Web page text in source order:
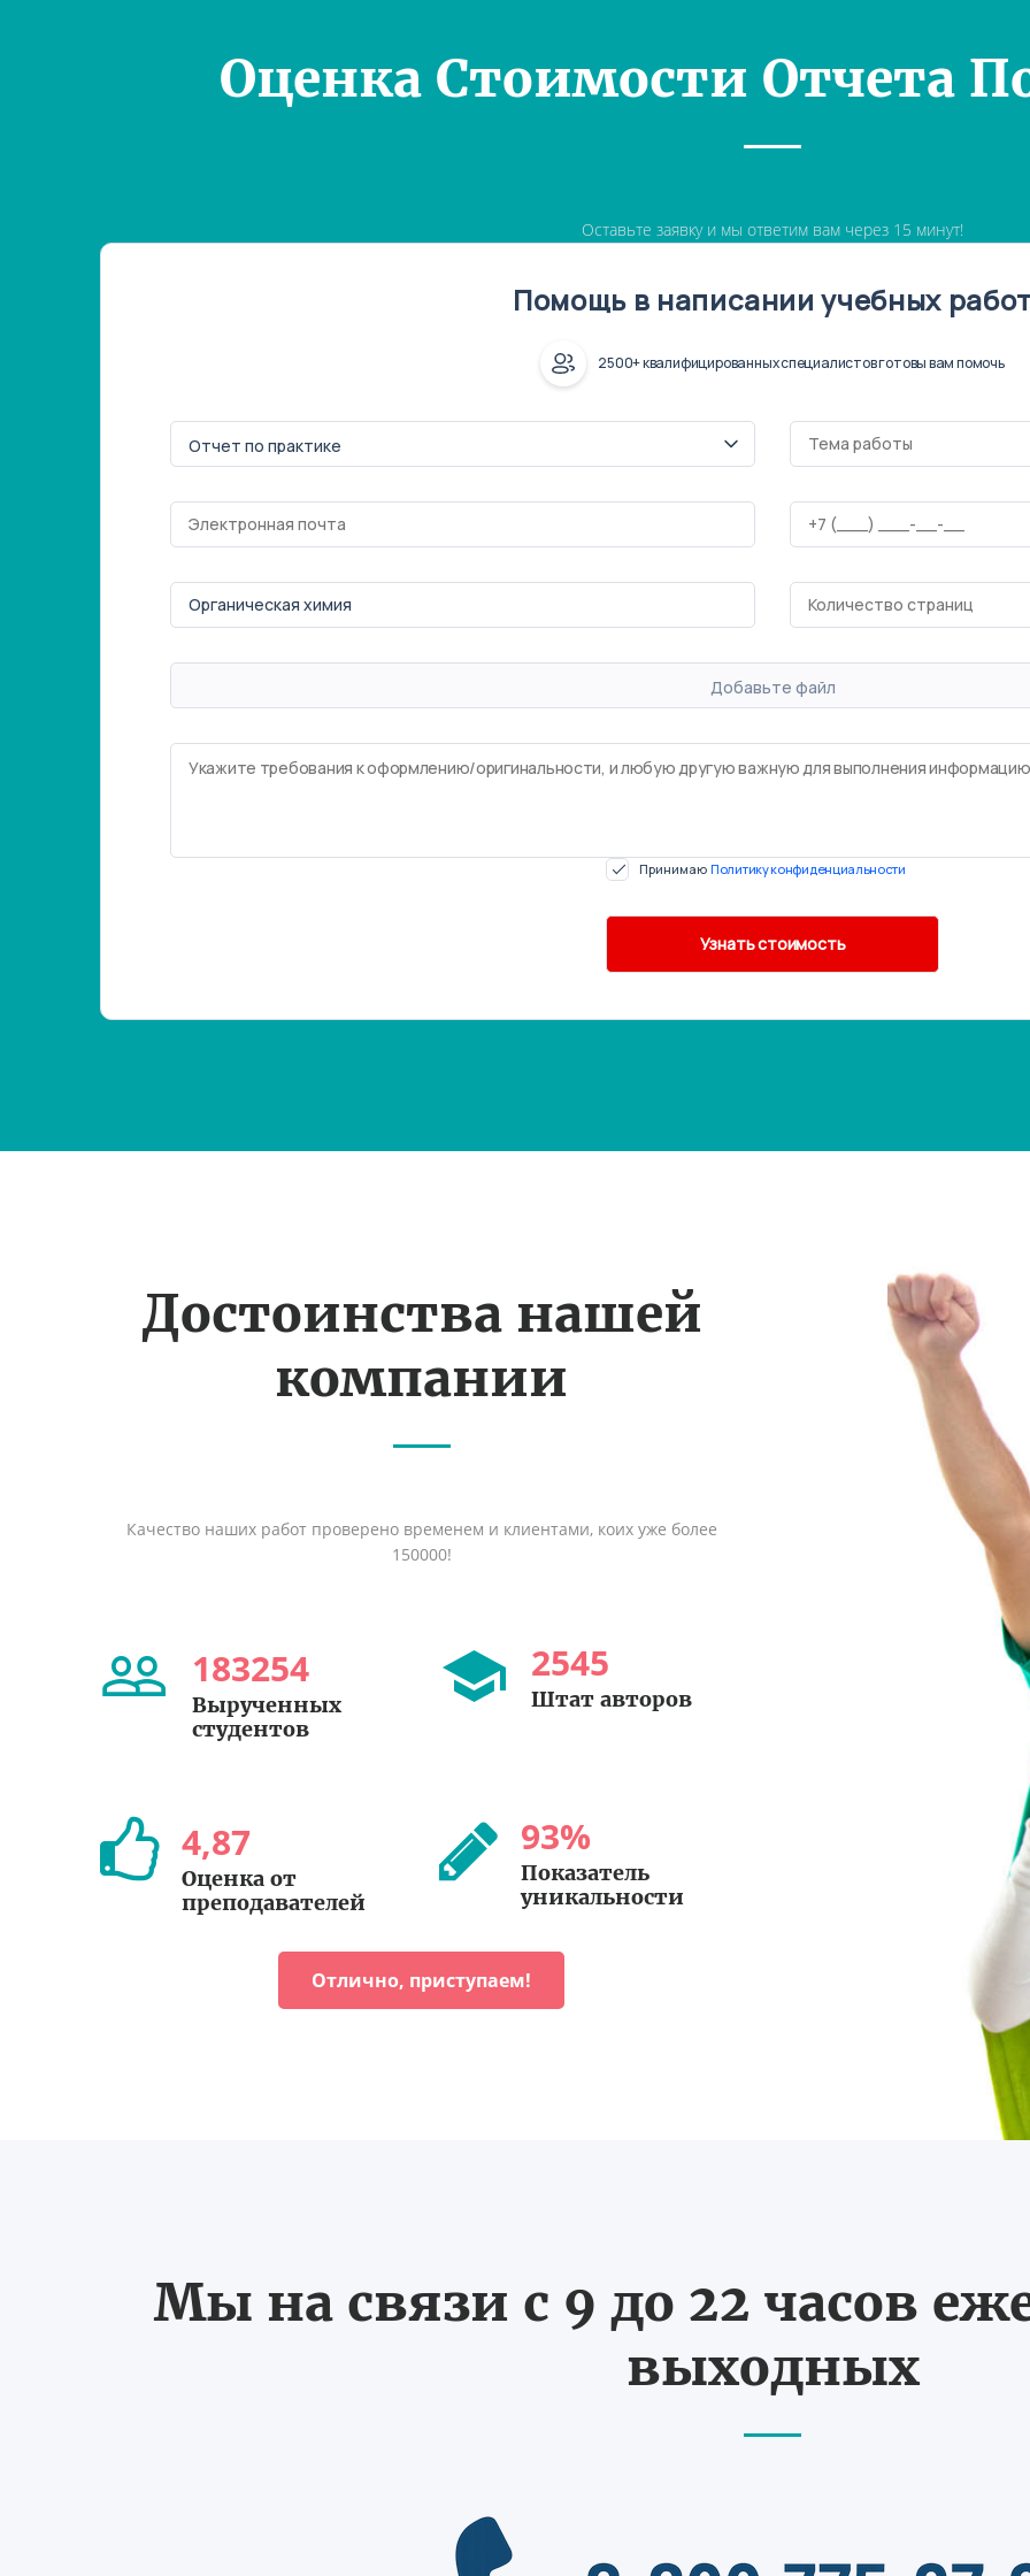
Оценка Стоимости Отчета
Оставьте заявку и мы ответим вам через 15 минут!
Помощь в написании учебных
2500+ квалифицированных специалистов готовы вам помочь
Добавьте файл
Принимаю Политику конфиденциальности
Достоинства нашей
компании
Качество наших работ проверено временем и клиентами, коих уже более
150000!
183254
Вырученных
студентов
2545
Штат авторов
4,87
Оценка от
преподавателей
93%
Показатель
уникальности
Отлично, приступаем!
Мы на связи с 9 до 22 часов
выходных